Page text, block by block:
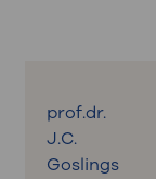
prof.dr.
J.C.
Goslings